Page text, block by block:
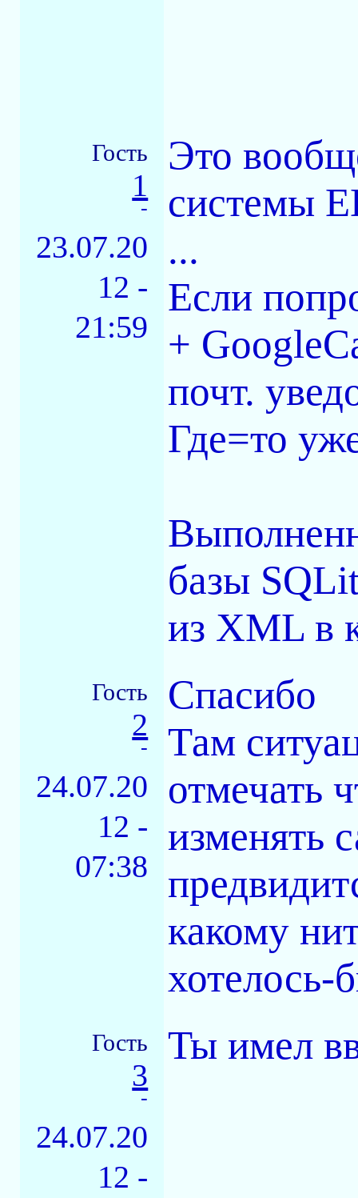
Гость
1
-
23.07.20
12 -
21:59
Это
системы
...
Если
+
почт.
Где=то
базы
из XML в
Гость
2
-
24.07.20
12 -
07:38
Спасибо
Там
отмечать
изменять
какому
хотелось-
Гость
3
-
24.07.20
12 -
Ты имел